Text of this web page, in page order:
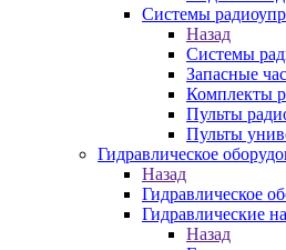
Системы
Назад
Системы
Запасные
Комплекты
Пульты
Пульты
Гидравлическое
Назад
Гидравлическое
Гидравлические
Назад